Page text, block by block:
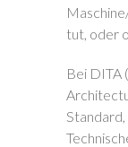
tut, oder
Bei DITA